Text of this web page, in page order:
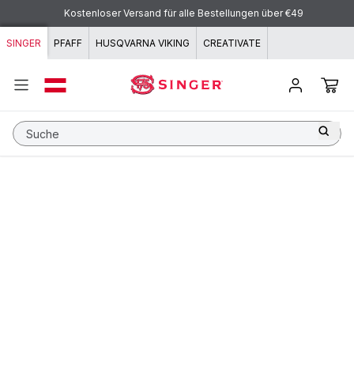
Zum Inhalt springen
Kostenloser Versand für alle Bestellungen über €49
SINGER PFAFF HUSQVARNA VIKING CREATIVATE
Suche